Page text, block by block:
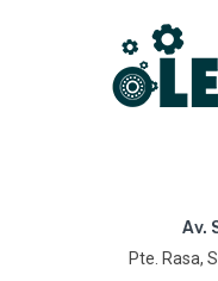
Av.
Pte. Rasa,